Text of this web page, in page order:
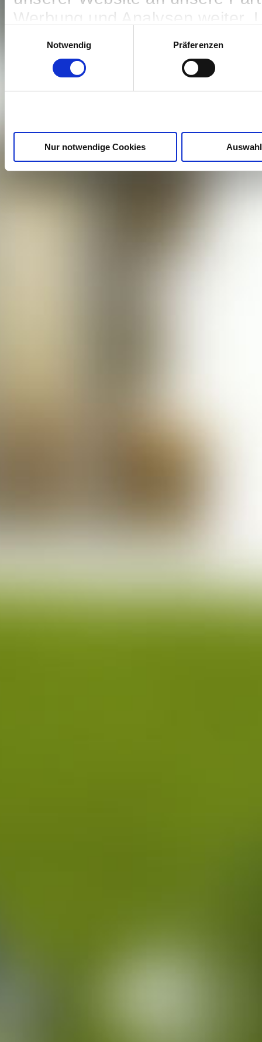
Werbung und Analysen weiter.
Informationen möglicherweise
die Sie ihnen bereitgestellt
Nutzung der Dienste
Notwendig
Präferenzen
Nur notwendige Cookies